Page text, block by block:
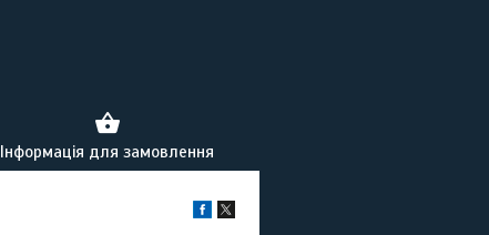
Інформація для замовлення